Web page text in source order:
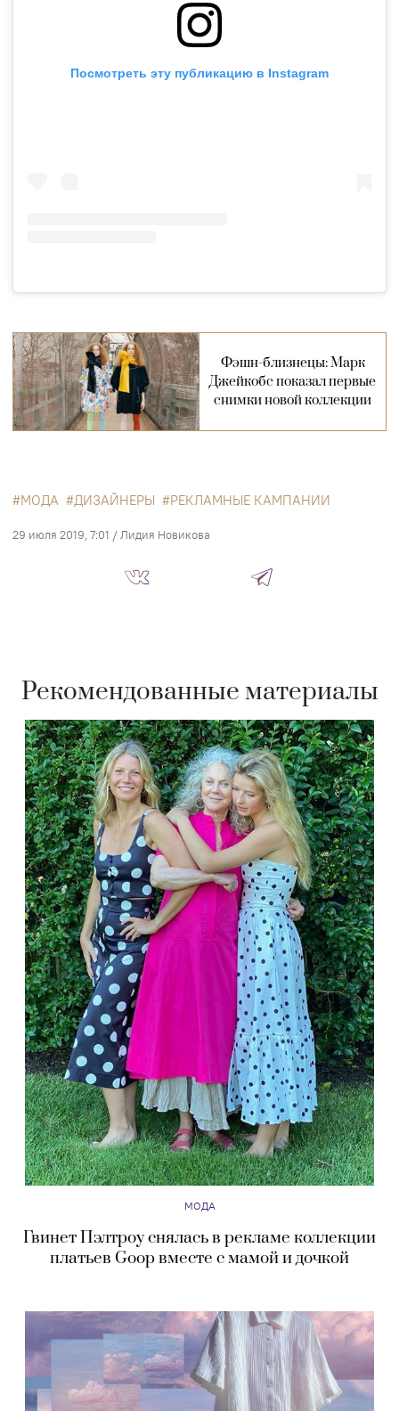
Посмотреть эту публикацию в Instagram
Фэшн-близнецы: Марк
Джейкобс показал первые
снимки новой коллекции
МОДА ДИЗАЙНЕРЫ РЕКЛАМНЫЕ КАМПАНИИ
29 июля 2019, 7:01 /Лидия Новикова
Рекомендованные материалы
МОДА
Гвинет Пэлтроу снялась в рекламе коллекции
платьев Goop вместе с мамой и дочкой